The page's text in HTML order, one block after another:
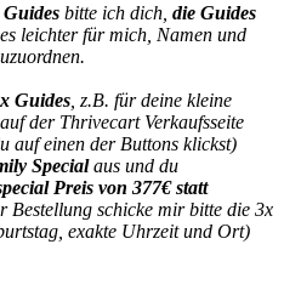
bitte ich dich, die Guides
leichter für mich, Namen und
Guides , z.B. für deine kleine
der Thrivecart Verkaufsseite
auf einen der Buttons klickst)
Specialaus und du
Preis von 377€ statt
schicke mir bitte die 3x
exakte Uhrzeit und Ort)